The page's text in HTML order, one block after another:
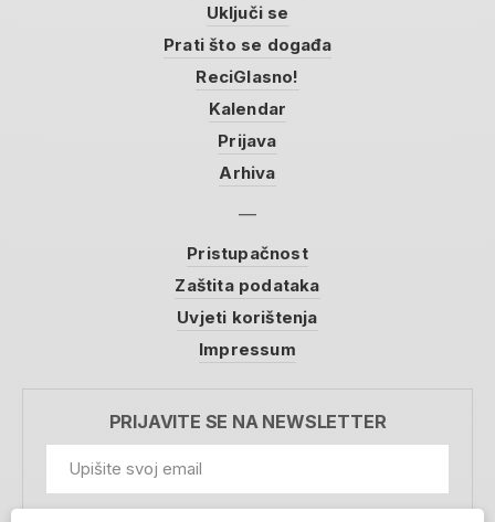
Uključi se
Prati što se događa
ReciGlasno!
Kalendar
Prijava
Arhiva
Pristupačnost
Zaštita podataka
Uvjeti korištenja
Impressum
PRIJAVITE SE NA NEWSLETTER